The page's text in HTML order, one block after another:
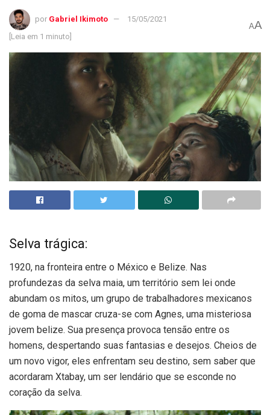
por Gabriel Ikimoto
15/05/2021
[Leia em 1 minuto]
AA
Selva trágica:
1920, na fronteira entre o México e Belize. Nas
profundezas da selva maia, um território sem lei onde
abundam os mitos, um grupo de trabalhadores mexicanos
de goma de mascar cruza-se com Agnes, uma misteriosa
jovem belize. Sua presença provoca tensão entre os
homens, despertando suas fantasias e desejos. Cheios de
um novo vigor, eles enfrentam seu destino, sem saber que
acordaram Xtabay, um ser lendário que se esconde no
coração da selva.